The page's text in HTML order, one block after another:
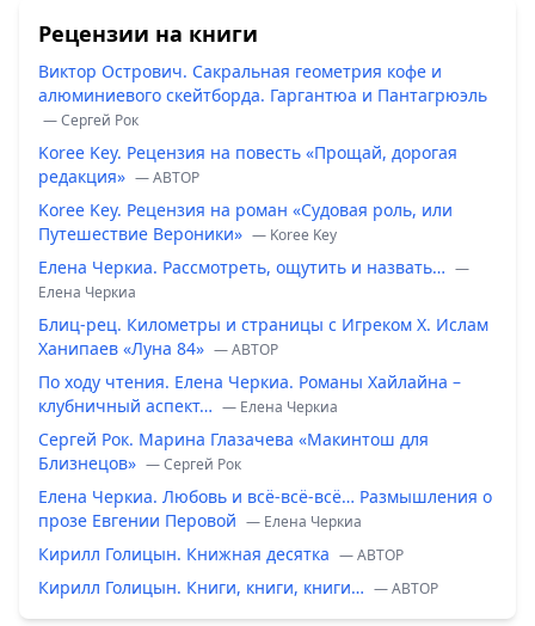
Рецензии на книги
Виктор Острович. Сакральная геометрия кофе и
алюминиевого скейтборда. Гаргантюа и Пантагрюэль
— Сергей Рок
Koree Key. Рецензия на повесть «Прощай, дорогая
редакция» — ABTOP
Koree Key. Рецензия на роман «Судовая роль, или
Путешествие Вероники» — Koree Key
Елена Черкиа. Рассмотреть, ощутить и назвать… —
Елена Черкиа
Блиц-рец. Километры и страницы с Игреком Х. Ислам
Ханипаев «Луна 84» — ABTOP
По ходу чтения. Елена Черкиа. Романы Хайлайна –
клубничный аспект… — Елена Черкиа
Сергей Рок. Марина Глазачева «Макинтош для
Близнецов» — Сергей Рок
Елена Черкиа. Любовь и всё-всё-всё… Размышления о
прозе Евгении Перовой — Елена Черкиа
Кирилл Голицын. Книжная десятка — ABTOP
Кирилл Голицын. Книги, книги, книги… — ABTOP